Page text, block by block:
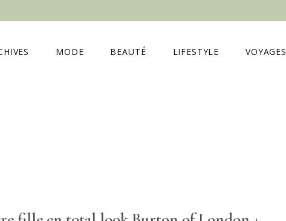
MODE BEAUTÉ LIFESTYLE VOYAGES